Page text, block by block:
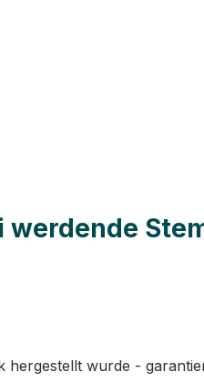
hergestellt wurde -